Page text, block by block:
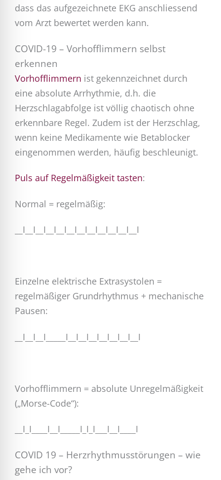
dass das aufgezeichnete EKG anschliessend
vom Arzt bewertet werden kann.
COVID-19 – Vorhofflimmern selbst
erkennen
Vorhofflimmern ist gekennzeichnet durch
eine absolute Arrhythmie, d.h. die
Herzschlagabfolge ist völlig chaotisch ohne
erkennbare Regel. Zudem ist der Herzschlag,
wenn keine Medikamente wie Betablocker
eingenommen werden, häufig beschleunigt.
Puls auf Regelmäßigkeit tasten:
Normal = regelmäßig:
__I__I__I__I__I__I__I__I__I__I__I__I
Einzelne elektrische Extrasystolen =
regelmäßiger Grundrhythmus + mechanische
Pausen:
__I__I__I_____I__I__I__I__I__I__I__I
Vorhofflimmern = absolute Unregelmäßigkeit
(„Morse-Code“):
__I_I____I__I_____I_I_I___I__I____I
COVID 19 – Herzrhythmusstörungen – wie
gehe ich vor?